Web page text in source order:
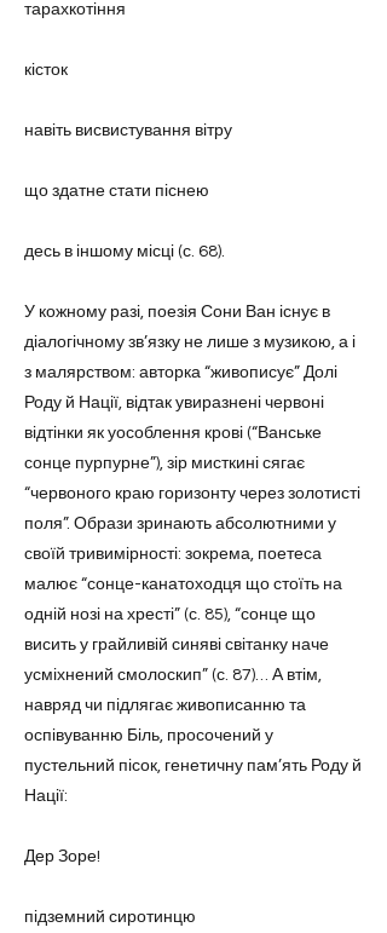
тарахкотіння
кісток
навіть висвистування вітру
що здатне стати піснею
десь в іншому місці (с. 68).
У кожному разі, поезія Сони Ван існує в
діалогічному зв’язку не лише з музикою, а і
з малярством: авторка “живописує” Долі
Роду й Нації, відтак увиразнені червоні
відтінки як уособлення крові (“Ванське
сонце пурпурне”), зір мисткині сягає
“червоного краю горизонту через золотисті
поля”. Образи зринають абсолютними у
своїй тривимірності: зокрема, поетеса
малює “сонце-канатоходця що стоїть на
одній нозі на хресті” (с. 85), “сонце що
висить у грайливій синяві світанку наче
усміхнений смолоскип” (с. 87)… А втім,
навряд чи підлягає живописанню та
оспівуванню Біль, просочений у
пустельний пісок, генетичну пам’ять Роду й
Нації:
Дер Зоре!
підземний сиротинцю